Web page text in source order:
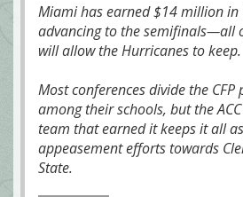
Miami has earned $14 million in
advancing to the semifinals—all
will allow the Hurricanes to keep.
Most conferences divide the
among their schools, but the
team that earned it keeps it all
appeasement efforts towards
State.